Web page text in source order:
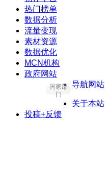
热门榜单
数据分析
流量变现
素材资源
数据优化
MCN机构
政府网站
国家部
门
导航网站
关于本站
投稿+反馈